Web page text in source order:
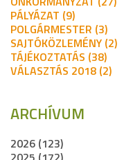
PÁLYÁZAT (9)
POLGÁRMESTER (3)
SAJTÓKÖZLEMÉNY (2)
TÁJÉKOZTATÁS (38)
VÁLASZTÁS 2018 (2)
ARCHÍVUM
2026 (123)